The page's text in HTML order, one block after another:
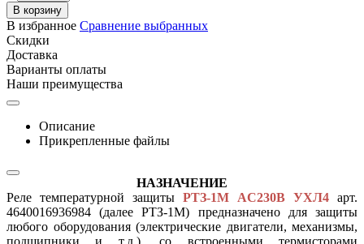
В корзину
В избранное Сравнение выбранных
Скидки
Доставка
Варианты оплаты
Наши преимущества
Описание
Прикрепленные файлы
НАЗНАЧЕНИЕ
Реле температурной защиты РТЗ-1М AC230В УХЛ4 арт.
4640016936984 (далее РТЗ-1М) предназначено для защиты
любого оборудования (электрические двигатели, механизмы,
подшипники и т.д.), со встроенными термисторами